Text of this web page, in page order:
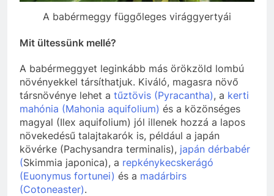
A babérmeggy függőleges virággyertyái
Mit ültessünk mellé?
A babérmeggyet leginkább más örökzöld lombú
növényekkel társíthatjuk. Kiváló, magasra növő
társnövénye lehet a tűztövis (Pyracantha), a kerti
mahónia (Mahonia aquifolium) és a közönséges
magyal (Ilex aquifolium) jól illenek hozzá a lapos
növekedésű talajtakarók is, például a japán
kövérke (Pachysandra terminalis), japán dérbabér
(Skimmia japonica), a repkénykecskerágó
(Euonymus fortunei) és a madárbirs
(Cotoneaster).